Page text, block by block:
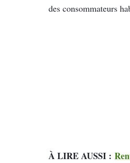
des consommateurs
À LIRE AUSSI :